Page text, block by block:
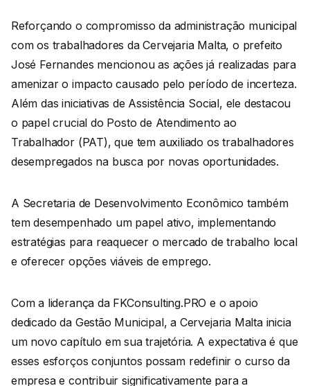
Reforçando o compromisso da administração municipal
com os trabalhadores da Cervejaria Malta, o prefeito
José Fernandes mencionou as ações já realizadas para
amenizar o impacto causado pelo período de incerteza.
Além das iniciativas de Assistência Social, ele destacou
o papel crucial do Posto de Atendimento ao
Trabalhador (PAT), que tem auxiliado os trabalhadores
desempregados na busca por novas oportunidades.
A Secretaria de Desenvolvimento Econômico também
tem desempenhado um papel ativo, implementando
estratégias para reaquecer o mercado de trabalho local
e oferecer opções viáveis de emprego.
Com a liderança da FKConsulting.PRO e o apoio
dedicado da Gestão Municipal, a Cervejaria Malta inicia
um novo capítulo em sua trajetória. A expectativa é que
esses esforços conjuntos possam redefinir o curso da
empresa e contribuir significativamente para a